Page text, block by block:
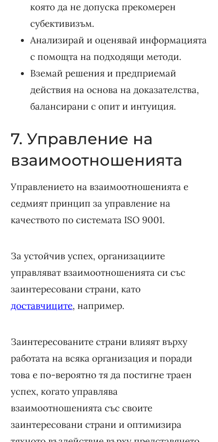
която да не допуска прекомерен
субективизъм.
Анализирай и оценявай информацията
с помощта на подходящи методи.
Вземай решения и предприемай
действия на основа на доказателства,
балансирани с опит и интуиция.
7. Управление на
взаимоотношенията
Управлението на взаимоотношенията е
седмият принцип за управление на
качеството по системата ISO 9001.
За устойчив успех, организациите
управляват взаимоотношенията си със
заинтересовани страни, като
доставчиците, например.
Заинтересованите страни влияят върху
работата на всяка организация и поради
това е по-вероятно тя да постигне траен
успех, когато управлява
взаимоотношенията със своите
заинтересовани страни и оптимизира